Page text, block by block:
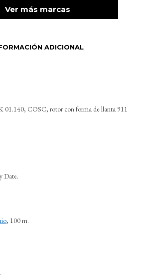
Ver más marcas
ADICIONAL
01.140, COSC, rotor con forma de llanta 911
Date.
, 100 m.